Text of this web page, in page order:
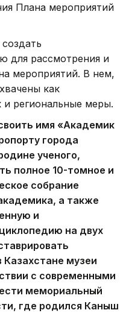
Плана мероприятий
для рассмотрения и
мероприятий. В нем,
как
и региональные меры.
имя «Академик
города
ученого,
полное 10-томное и
собрание
а также
и
на двух
музеи
с современными
мемориальный
где родился Каныш